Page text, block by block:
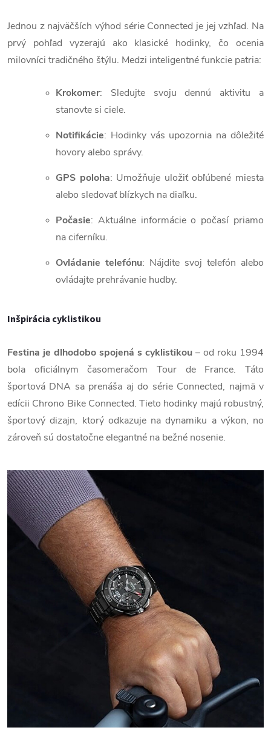
Jednou z najväčších výhod série Connected je jej vzhľad. Na
prvý pohľad vyzerajú ako klasické hodinky, čo ocenia
milovníci tradičného štýlu. Medzi inteligentné funkcie patria:
Krokomer: Sledujte svoju dennú aktivitu a
stanovte si ciele.
Notifikácie: Hodinky vás upozornia na dôležité
hovory alebo správy.
GPS poloha: Umožňuje uložiť obľúbené miesta
alebo sledovať blízkych na diaľku.
Počasie: Aktuálne informácie o počasí priamo
na ciferníku.
Ovládanie telefónu: Nájdite svoj telefón alebo
ovládajte prehrávanie hudby.
Inšpirácia cyklistikou
Festina je dlhodobo spojená s cyklistikou – od roku 1994
bola oficiálnym časomeračom Tour de France. Táto
športová DNA sa prenáša aj do série Connected, najmä v
edícii Chrono Bike Connected. Tieto hodinky majú robustný,
športový dizajn, ktorý odkazuje na dynamiku a výkon, no
zároveň sú dostatočne elegantné na bežné nosenie.